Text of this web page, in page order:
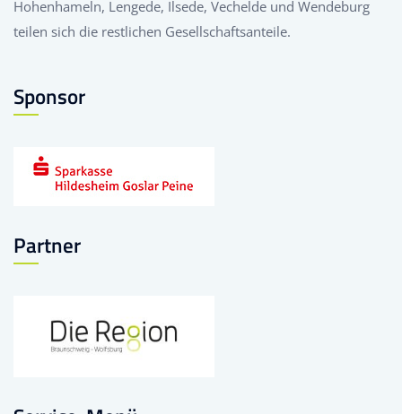
Hohenhameln, Lengede, Ilsede, Vechelde und Wendeburg
teilen sich die restlichen Gesellschaftsanteile.
Sponsor
Partner